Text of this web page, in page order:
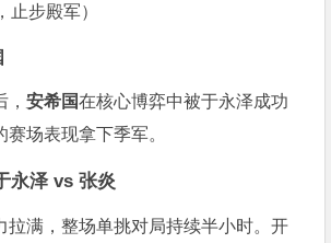
止步殿军）
，安希国在核心博弈中被于永泽成功
场表现拿下季军。
永泽 vs 张炎
拉满，整场单挑对局持续半小时。开